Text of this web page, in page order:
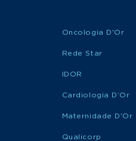
Oncologia D'Or
Rede Star
IDOR
Cardiologia D’Or
Maternidade D'Or
Qualicorp